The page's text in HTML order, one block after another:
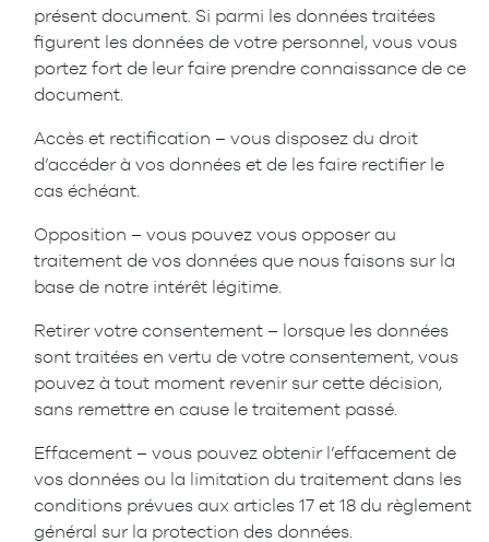
présent document. Si parmi les données traitées
figurent les données de votre personnel, vous vous
portez fort de leur faire prendre connaissance de ce
document.
Accès et rectification – vous disposez du droit
d’accéder à vos données et de les faire rectifier le
cas échéant.
Opposition – vous pouvez vous opposer au
traitement de vos données que nous faisons sur la
base de notre intérêt légitime.
Retirer votre consentement – lorsque les données
sont traitées en vertu de votre consentement, vous
pouvez à tout moment revenir sur cette décision,
sans remettre en cause le traitement passé.
Effacement – vous pouvez obtenir l’effacement de
vos données ou la limitation du traitement dans les
conditions prévues aux articles 17 et 18 du règlement
général sur la protection des données.